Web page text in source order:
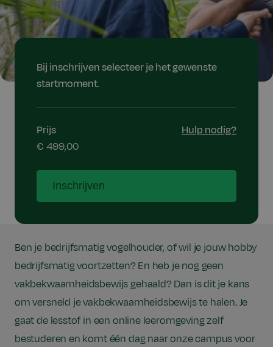
Bij inschrijven selecteer je het gewenste
startmoment.
Prijs
€ 499,00
Hulp nodig?
Inschrijven
Ben je bedrijfsmatig vogelhouder, of wil je jouw hobby
bedrijfsmatig voortzetten? En heb je nog geen
vakbekwaamheidsbewijs gehaald? Dan is dit je kans
om versneld je vakbekwaamheidsbewijs te halen. Je
gaat de lesstof in een online leeromgeving zelf
bestuderen en komt één dag naar onze campus voor